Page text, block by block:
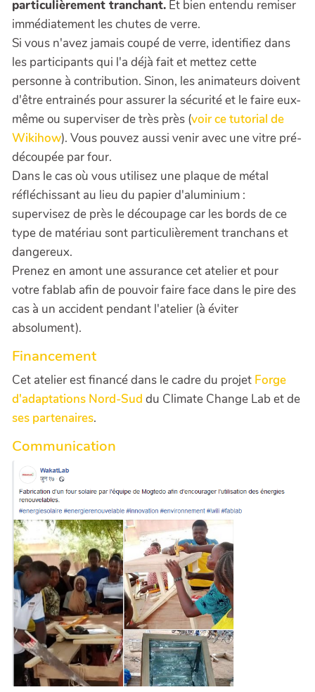
particulièrement tranchant. Et bien entendu remiser
immédiatement les chutes de verre.
Si vous n'avez jamais coupé de verre, identifiez dans
les participants qui l'a déjà fait et mettez cette
personne à contribution. Sinon, les animateurs doivent
d'être entrainés pour assurer la sécurité et le faire eux-
même ou superviser de très près (voir ce tutorial de
Wikihow). Vous pouvez aussi venir avec une vitre pré-
découpée par four.
Dans le cas où vous utilisez une plaque de métal
réfléchissant au lieu du papier d'aluminium :
supervisez de près le découpage car les bords de ce
type de matériau sont particulièrement tranchans et
dangereux.
Prenez en amont une assurance cet atelier et pour
votre fablab afin de pouvoir faire face dans le pire des
cas à un accident pendant l'atelier (à éviter
absolument).
Financement
Cet atelier est financé dans le cadre du projet Forge
d'adaptations Nord-Sud du Climate Change Lab et de
ses partenaires.
Communication